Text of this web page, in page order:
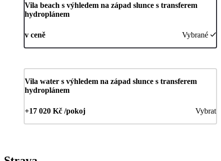
Vila beach s výhledem na západ slunce s transferem
hydroplánem
v ceně Vybrané
Vila water s výhledem na západ slunce s transferem
hydroplánem
+17 020 Kč /pokoj Vybrat